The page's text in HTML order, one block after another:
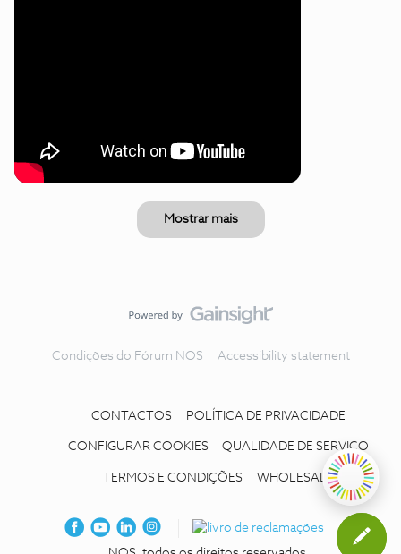
Mostrar mais
Condições do Fórum NOS Accessibility statement
CONTACTOS POLÍTICA DE PRIVACIDADE
CONFIGURAR COOKIES QUALIDADE DE SERVIÇO
TERMOS E CONDIÇÕES WHOLESALE